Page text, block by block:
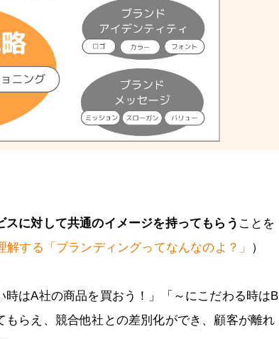
に対して共通のイメージを持ってもらう ことを
解する「ブランディングってなんなのよ？」 ）
はA社の商品を買おう！」「～にこだわる時はB
らえ、競合他社との差別化ができ、顧客が離れ